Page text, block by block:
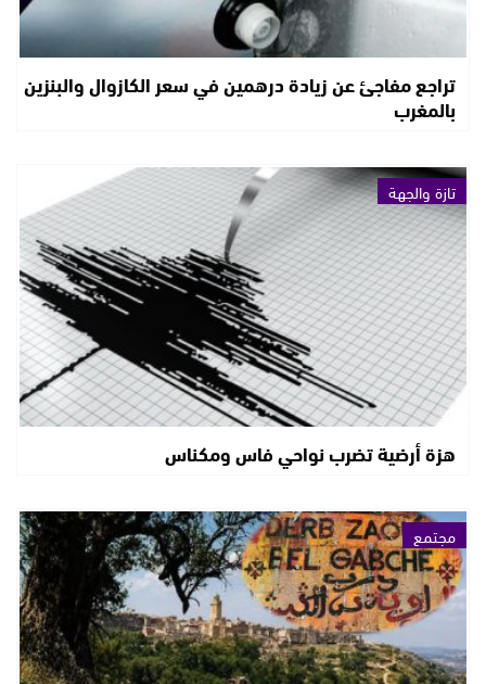
تراجع مفاجئ عن زيادة درهمين في سعر الكازوال والبنزين
بالمغرب
تازة والجهة
هزة أرضية تضرب نواحي فاس ومكناس
مجتمع